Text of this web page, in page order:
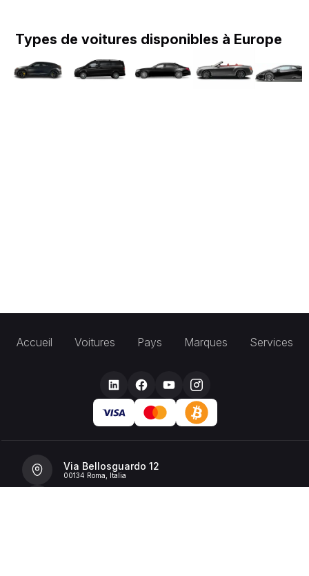
Types de voitures disponibles à Europe
Accueil Voitures Pays Marques Services
Via Bellosguardo 12
00134 Roma, Italia